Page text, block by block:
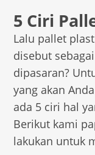
5 Ciri
Lalu pallet
disebut
dipasaran?
yang akan
ada 5 ciri hal
Berikut kami
lakukan untuk